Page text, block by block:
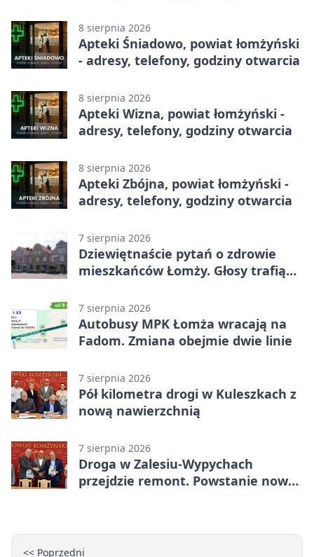
8 sierpnia 2026
Apteki Śniadowo, powiat łomżyński
- adresy, telefony, godziny otwarcia
8 sierpnia 2026
Apteki Wizna, powiat łomżyński -
adresy, telefony, godziny otwarcia
8 sierpnia 2026
Apteki Zbójna, powiat łomżyński -
adresy, telefony, godziny otwarcia
7 sierpnia 2026
Dziewiętnaście pytań o zdrowie
mieszkańców Łomży. Głosy trafią
7 sierpnia 2026
Autobusy MPK Łomża wracają na
Fadom. Zmiana obejmie dwie linie
7 sierpnia 2026
Pół kilometra drogi w Kuleszkach z
nową nawierzchnią
7 sierpnia 2026
Droga w Zalesiu-Wypychach
przejdzie remont. Powstanie nowa
<< Poprzedni